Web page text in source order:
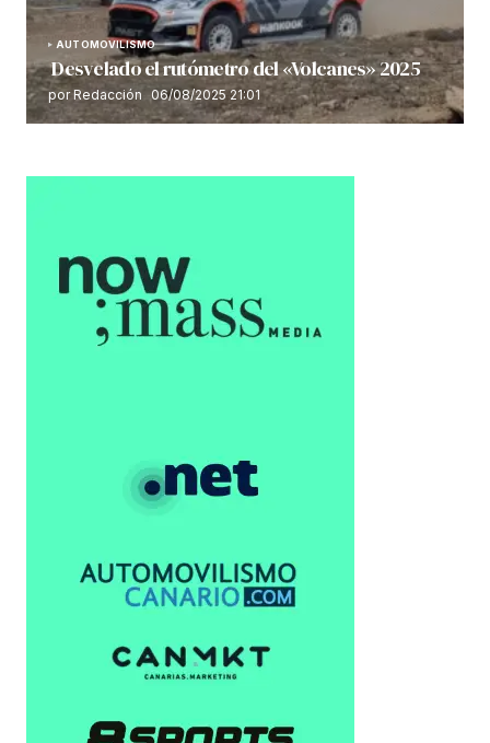
AUTOMOVILISMO
Desvelado el rutómetro del «Volcanes» 2025
por Redacción 06/08/2025 21:01